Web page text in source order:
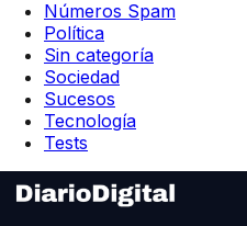
Números Spam
Política
Sin categoría
Sociedad
Sucesos
Tecnología
Tests